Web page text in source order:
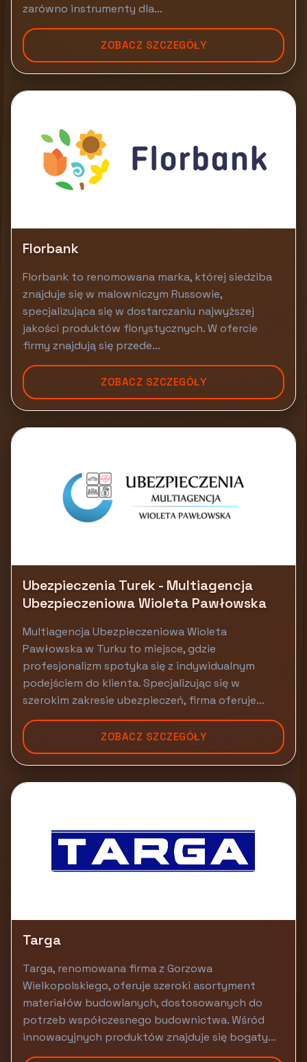
zarówno instrumenty dla...
ZOBACZ SZCZEGÓŁY
Florbank
Florbank to renomowana marka, której siedziba
znajduje się w malowniczym Russowie,
specjalizująca się w dostarczaniu najwyższej
jakości produktów florystycznych. W ofercie
firmy znajdują się przede...
ZOBACZ SZCZEGÓŁY
Ubezpieczenia Turek - Multiagencja
Ubezpieczeniowa Wioleta Pawłowska
Multiagencja Ubezpieczeniowa Wioleta
Pawłowska w Turku to miejsce, gdzie
profesjonalizm spotyka się z indywidualnym
podejściem do klienta. Specjalizując się w
szerokim zakresie ubezpieczeń, firma oferuje...
ZOBACZ SZCZEGÓŁY
Targa
Targa, renomowana firma z Gorzowa
Wielkopolskiego, oferuje szeroki asortyment
materiałów budowlanych, dostosowanych do
potrzeb współczesnego budownictwa. Wśród
innowacyjnych produktów znajduje się bogaty...